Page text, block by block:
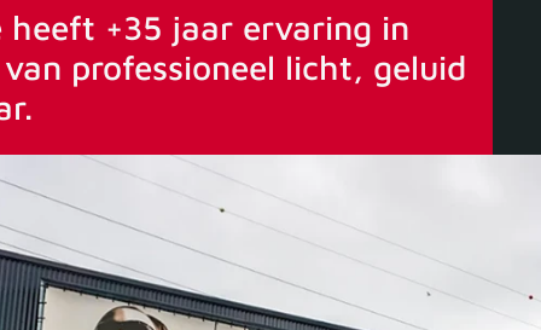
heeft +35 jaar ervaring in
professioneel licht, geluid